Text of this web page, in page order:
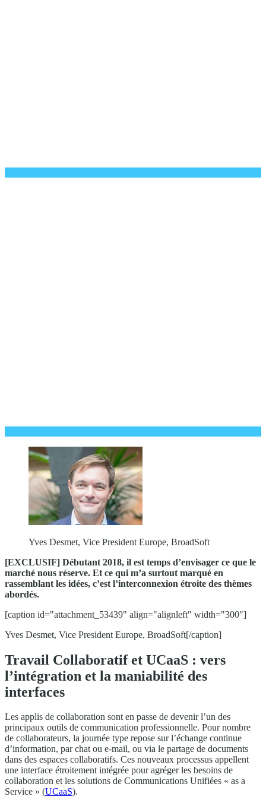
Yves Desmet, Vice President Europe, BroadSoft
[EXCLUSIF] Débutant 2018, il est temps d’envisager ce que le
marché nous réserve. Et ce qui m’a surtout marqué en
rassemblant les idées, c’est l’interconnexion étroite des thèmes
abordés.
[caption id="attachment_53439" align="alignleft" width="300"]
Yves Desmet, Vice President Europe, BroadSoft[/caption]
Travail Collaboratif et UCaaS : vers
l’intégration et la maniabilité des
interfaces
Les applis de collaboration sont en passe de devenir l’un des
principaux outils de communication professionnelle. Pour nombre
de collaborateurs, la journée type repose sur l’échange continue
d’information, par chat ou e-mail, ou via le partage de documents
dans des espaces collaboratifs. Ces nouveaux processus appellent
une interface étroitement intégrée pour agréger les besoins de
collaboration et les solutions de Communications Unifiées « as a
Service » (UCaaS).